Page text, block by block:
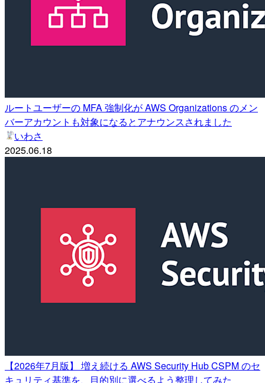
ルートユーザーの MFA 強制化が AWS Organizations のメン
バーアカウントも対象になるとアナウンスされました
いわさ
2025.06.18
【2026年7月版】 増え続ける AWS Security Hub CSPM のセ
キュリティ基準を、目的別に選べるよう整理してみた